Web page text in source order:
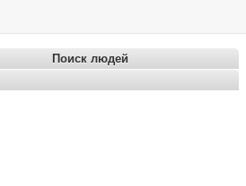
Поиск людей